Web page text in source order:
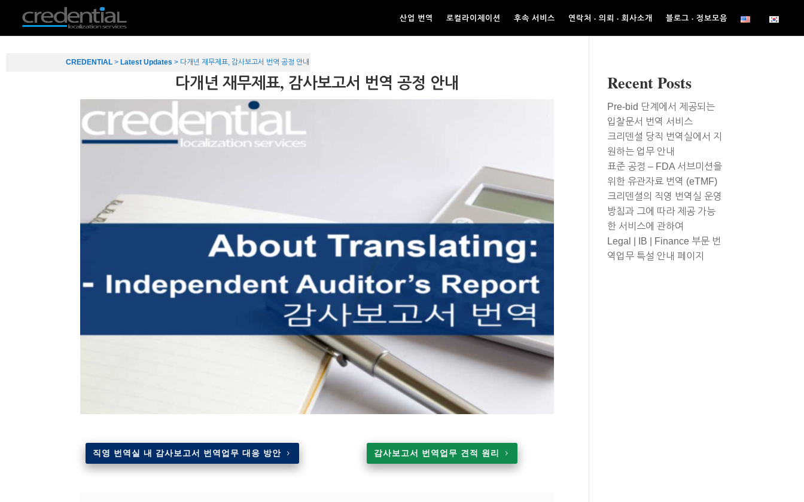
산업 번역 로컬라이제이션 후속 서비스 연락처 · 의뢰 · 회사소개 블로그 · 정보모음
CREDENTIAL > Latest Updates > 다개년 재무제표, 감사보고서 번역 공정 안내
다개년 재무제표, 감사보고서 번역 공정 안내
직영 번역실 내 감사보고서 번역업무 대응 방안 감사보고서 번역업무 견적 원리
Recent Posts
Pre-bid 단계에서 제공되는
입찰문서 번역 서비스
크리덴셜 당직 번역실에서 지
원하는 업무 안내
표준 공정 – FDA 서브미션을
위한 유관자료 번역 (eTMF)
크리덴셜의 직영 번역실 운영
방침과 그에 따라 제공 가능
한 서비스에 관하여
Legal | IB | Finance 부문 번
역업무 특설 안내 페이지